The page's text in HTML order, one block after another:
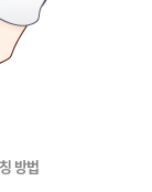
방법